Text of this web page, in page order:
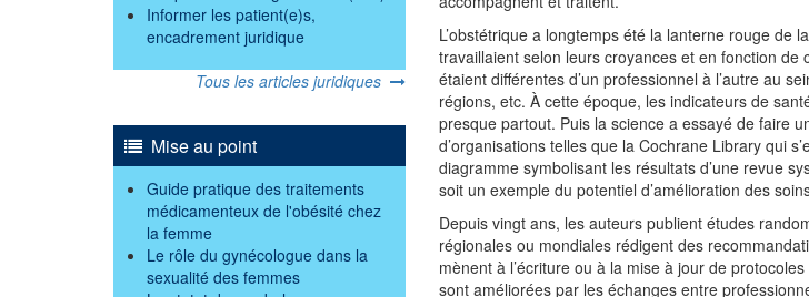
L’obstétrique a longtemps été la lanterne rouge de
travaillaient selon leurs croyances et en fonction
étaient différentes d’un professionnel à l’autre au
régions, etc. À cette époque, les indicateurs de
presque partout. Puis la science a essayé de faire
d’organisations telles que la Cochrane Library qui
diagramme symbolisant les résultats d’une revue
soit un exemple du potentiel d’amélioration des
Depuis vingt ans, les auteurs publient études
régionales ou mondiales rédigent des
mènent à l’écriture ou à la mise à jour de
sont améliorées par les échanges entre
Informer les patient(e)s,
encadrement juridique
Tous les articles juridiques
Mise au point
Guide pratique des traitements
médicamenteux de l'obésité chez
la femme
Le rôle du gynécologue dans la
sexualité des femmes